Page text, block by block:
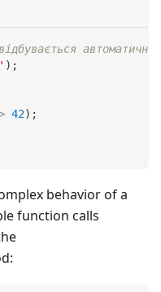
) ;
42) ;
behavior of a
function calls